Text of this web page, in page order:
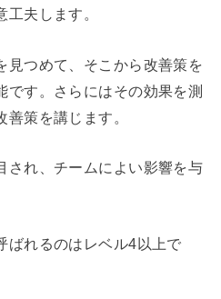
夫します。
見つめて、そこから改善策を
です。さらにはその効果を測
策を講じます。
され、チームによい影響を与
ばれるのはレベル4以上で